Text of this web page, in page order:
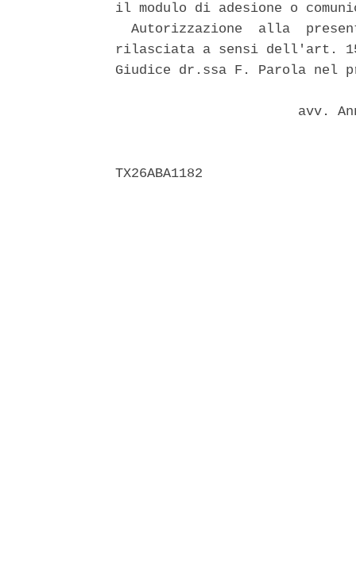
il modulo di adesione o
Autorizzazione  alla
rilasciata a sensi dell'art.
Giudice dr.ssa F. Parola nel
avv.